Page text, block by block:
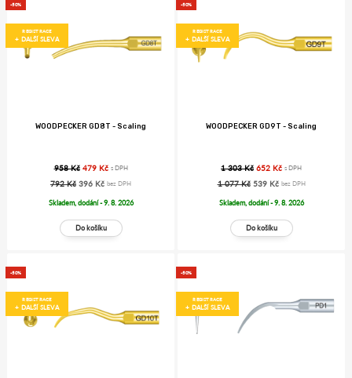
-50%
REGISTRACE
+ DALŠÍ SLEVA
WOODPECKER GD8T - Scaling
958 Kč 479 Kč s DPH
792 Kč 396 Kč bez DPH
Skladem, dodání - 9. 8. 2026
-50%
REGISTRACE
+ DALŠÍ SLEVA
WOODPECKER GD9T - Scaling
1 303 Kč 652 Kč s DPH
1 077 Kč 539 Kč bez DPH
Skladem, dodání - 9. 8. 2026
-50%
REGISTRACE
+ DALŠÍ SLEVA
-50%
REGISTRACE
+ DALŠÍ SLEVA